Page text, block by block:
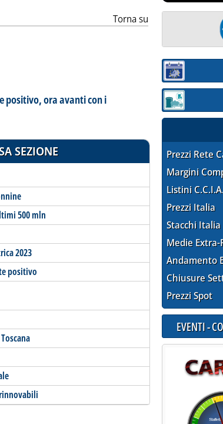
Torna su
positivo, ora avanti con i
SEZIONE
500 mln
2023
positivo
Sezione:
Sezione:
Prezzi Rete
Margini
Listini
Prezzi Italia
Stacchi Italia
Medie Extra-
Andamento
Chiusure
Prezzi Spot
EVENTI -